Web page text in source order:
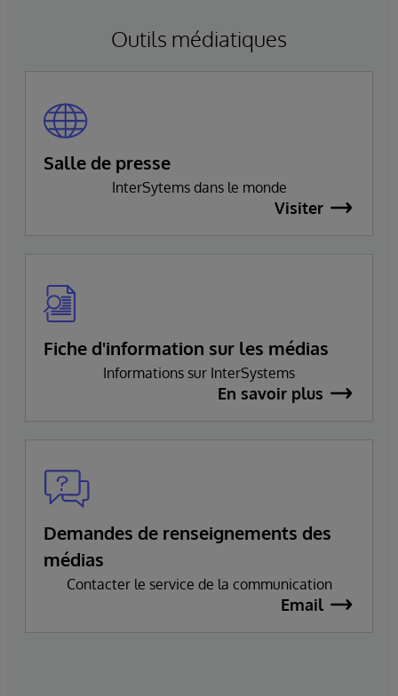
Outils médiatiques
Salle de presse
InterSytems dans le monde
Visiter
Fiche d'information sur les médias
Informations sur InterSystems
En savoir plus
Demandes de renseignements des
médias
Contacter le service de la communication
Email